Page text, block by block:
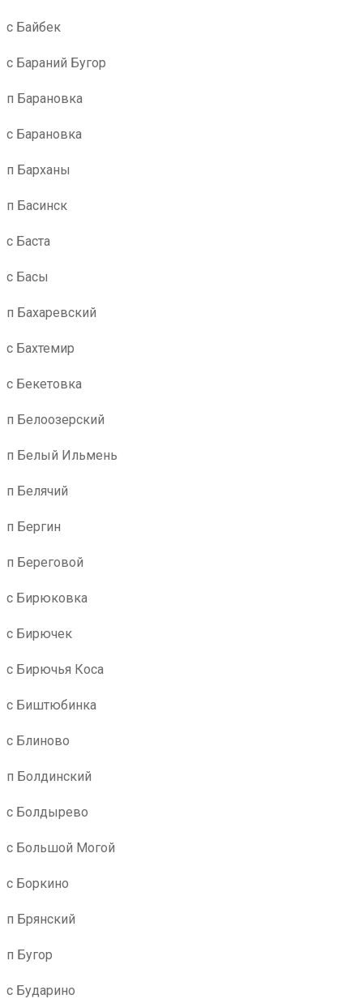
с Байбек
с Бараний Бугор
п Барановка
с Барановка
п Барханы
п Басинск
с Баста
с Басы
п Бахаревский
с Бахтемир
с Бекетовка
п Белоозерский
п Белый Ильмень
п Белячий
п Бергин
п Береговой
с Бирюковка
с Бирючек
с Бирючья Коса
с Биштюбинка
с Блиново
п Болдинский
с Болдырево
с Большой Могой
с Боркино
п Брянский
п Бугор
с Бударино